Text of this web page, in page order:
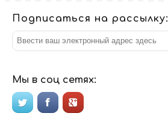
Подписаться на рассылку:
Мы в соц сетях: